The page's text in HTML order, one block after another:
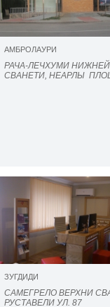
АМБРОЛАУРИ
РАЧА-ЛЕЧХУМИ НИЖНЕЙ
СВАНЕТИ, НЕАРЛЫ
ЗУГДИДИ
САМЕГРЕЛО ВЕРХНИ
РУСТАВЕЛИ УЛ. 87